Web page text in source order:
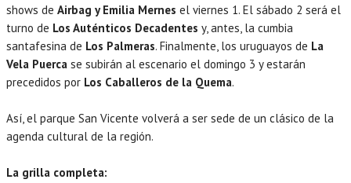
shows de Airbag y Emilia Mernes el viernes 1. El sábado 2 será el
turno de Los Auténticos Decadentes y, antes, la cumbia
santafesina de Los Palmeras. Finalmente, los uruguayos de La
Vela Puerca se subirán al escenario el domingo 3 y estarán
precedidos por Los Caballeros de la Quema.
Así, el parque San Vicente volverá a ser sede de un clásico de la
agenda cultural de la región.
La grilla completa: